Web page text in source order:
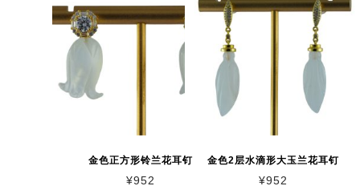
金色正方形铃兰花耳钉
¥952
金色2层水滴形大玉兰花耳钉
¥952